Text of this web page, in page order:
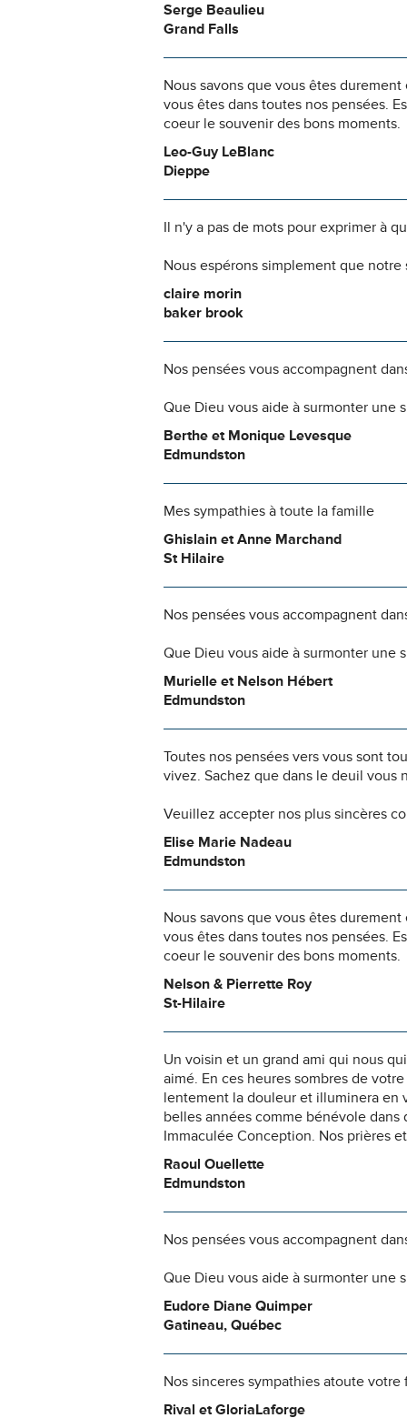
Serge Beaulieu
Grand Falls
Nous savons que vous êtes
vous êtes dans toutes nos pensées.
coeur le souvenir des bons moments.
Leo-Guy LeBlanc
Dieppe
Il n'y a pas de mots pour exprimer à
Nous espérons simplement que
claire morin
baker brook
Nos pensées vous accompagnent
Que Dieu vous aide à surmonter une
Berthe et Monique Levesque
Edmundston
Mes sympathies à toute la famille
Ghislain et Anne Marchand
St Hilaire
Nos pensées vous accompagnent
Que Dieu vous aide à surmonter une
Murielle et Nelson Hébert
Edmundston
Toutes nos pensées vers vous sont
vivez. Sachez que dans le deuil vous
Veuillez accepter nos plus sincères
Elise Marie Nadeau
Edmundston
Nous savons que vous êtes
vous êtes dans toutes nos pensées.
coeur le souvenir des bons moments.
Nelson & Pierrette Roy
St-Hilaire
Un voisin et un grand ami qui nous
aimé. En ces heures sombres de
lentement la douleur et illuminera en
belles années comme bénévole
Immaculée Conception. Nos prières
Raoul Ouellette
Edmundston
Nos pensées vous accompagnent
Que Dieu vous aide à surmonter une
Eudore Diane Quimper
Gatineau, Québec
Nos sinceres sympathies atoute votre
Rival et GloriaLaforge